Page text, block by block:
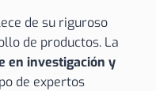
de su riguroso
de productos. La
en investigación y
de expertos